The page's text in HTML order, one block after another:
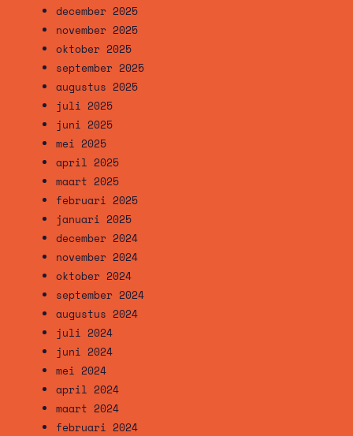
december 2025
november 2025
oktober 2025
september 2025
augustus 2025
juli 2025
juni 2025
mei 2025
april 2025
maart 2025
februari 2025
januari 2025
december 2024
november 2024
oktober 2024
september 2024
augustus 2024
juli 2024
juni 2024
mei 2024
april 2024
maart 2024
februari 2024